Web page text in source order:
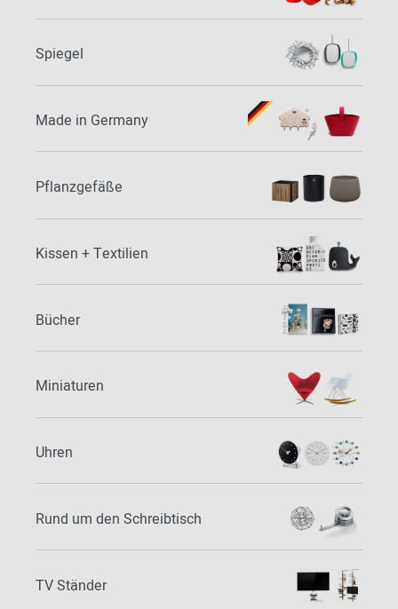
Spiegel
Made in Germany
Pflanzgefäße
Kissen + Textilien
Bücher
Miniaturen
Uhren
Rund um den Schreibtisch
TV Ständer